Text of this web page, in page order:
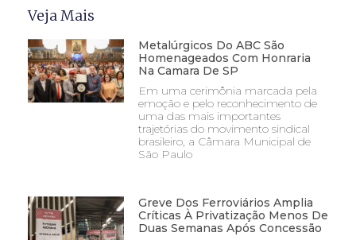
Veja Mais
Metalúrgicos Do ABC São
Homenageados Com Honraria
Na Camara De SP
Em uma cerimônia marcada pela
emoção e pelo reconhecimento de
uma das mais importantes
trajetórias do movimento sindical
brasileiro, a Câmara Municipal de
São Paulo
Greve Dos Ferroviários Amplia
Críticas À Privatização Menos De
Duas Semanas Após Concessão